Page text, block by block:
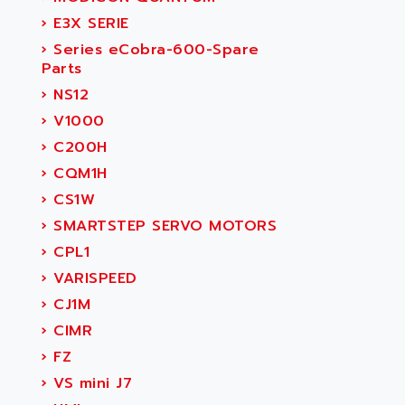
› E3X SERIE
› Series eCobra-600-Spare
Parts
› NS12
› V1000
› C200H
› CQM1H
› CS1W
› SMARTSTEP SERVO MOTORS
› CPL1
› VARISPEED
› CJ1M
› CIMR
› FZ
› VS mini J7